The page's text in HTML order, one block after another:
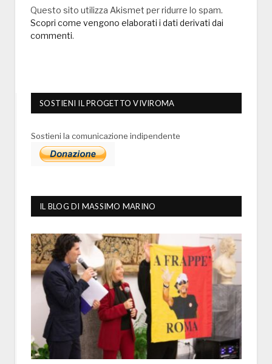
Questo sito utilizza Akismet per ridurre lo spam.
Scopri come vengono elaborati i dati derivati dai
commenti.
SOSTIENI IL PROGETTO VIVIROMA
Sostieni la comunicazione indipendente
IL BLOG DI MASSIMO MARINO